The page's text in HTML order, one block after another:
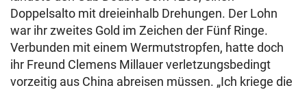
Doppelsalto mit dreieinhalb Drehungen. Der Lohn
war ihr zweites Gold im Zeichen der Fünf Ringe.
Verbunden mit einem Wermutstropfen, hatte doch
ihr Freund Clemens Millauer verletzungsbedingt
vorzeitig aus China abreisen müssen. „Ich kriege die